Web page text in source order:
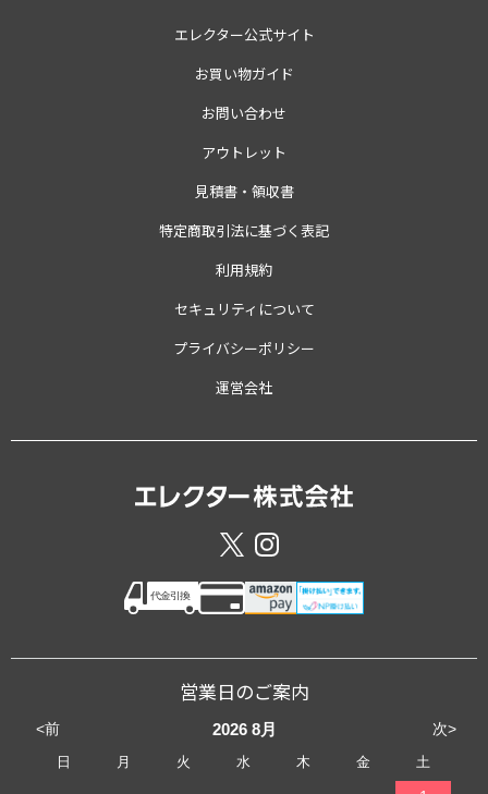
エレクター公式サイト
お買い物ガイド
お問い合わせ
アウトレット
見積書・領収書
特定商取引法に基づく表記
利用規約
セキュリティについて
プライバシーポリシー
運営会社
営業日のご案内
<前 次>
2026 8月
日 月 火 水 木 金 土